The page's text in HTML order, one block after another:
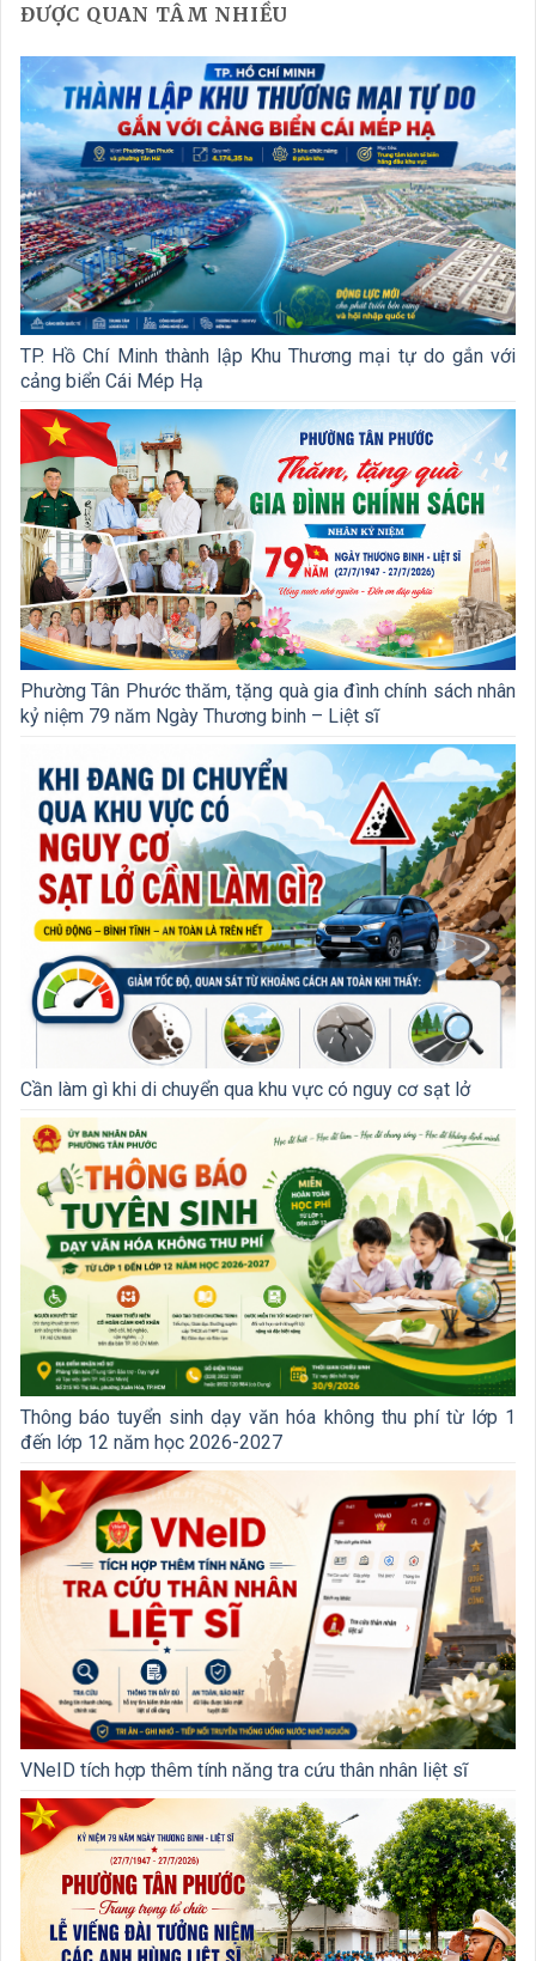
ĐƯỢC QUAN TÂM NHIỀU
TP. Hồ Chí Minh thành lập Khu Thương mại tự do gắn với
cảng biển Cái Mép Hạ
Phường Tân Phước thăm, tặng quà gia đình chính sách nhân
kỷ niệm 79 năm Ngày Thương binh – Liệt sĩ
Cần làm gì khi di chuyển qua khu vực có nguy cơ sạt lở
Thông báo tuyển sinh dạy văn hóa không thu phí từ lớp 1
đến lớp 12 năm học 2026-2027
VNeID tích hợp thêm tính năng tra cứu thân nhân liệt sĩ